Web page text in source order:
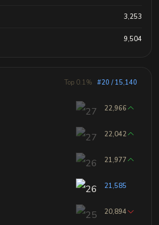
3,253
9,504
Top 0.1% #20 / 15,140
22,966
22,042
21,977
21,585
20,894